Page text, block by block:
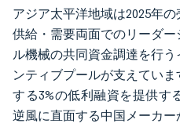
アジア太平洋地域は2025年
供給・需要両面でのリーダ
ル機械の共同資金調達を行
ンティブプールが支えてい
する3%の低利融資を提供す
逆風に直面する中国メーカ